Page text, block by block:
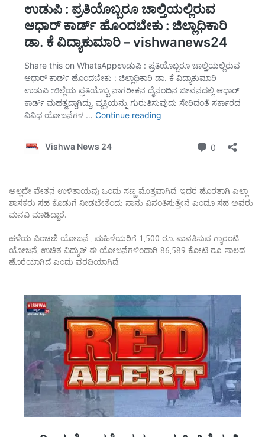
ಅಲ್ಲದೇ ವೇತನ ಉಳಿತಾಯವು ಒಂದು ಸಣ್ಣ ಮೊತ್ತವಾಗಿದೆ. ಇದರ ಹೊರತಾಗಿ ಎಲ್ಲಾ
ಶಾಸಕರು ಸಹ ಕೊಡುಗೆ ನೀಡಬೇಕೆಂದು ನಾನು ವಿನಂತಿಸುತ್ತೇನೆ ಎಂದೂ ಸಹ ಅವರು
ಮನವಿ ಮಾಡಿದ್ದಾರೆ.
ಹಳೆಯ ಪಿಂಚಣಿ ಯೋಜನೆ , ಮಹಿಳೆಯರಿಗೆ 1,500 ರೂ. ಪಾವತಿಸುವ ಗ್ಯಾರಂಟಿ
ಯೋಜನೆ, ಉಚಿತ ವಿದ್ಯುತ್ ಈ ಯೋಜನೆಗಳಿಂದಾಗಿ 86,589 ಕೋಟಿ ರೂ. ಸಾಲದ
ಹೊರೆಯಾಗಿದೆ ಎಂದು ವರದಿಯಾಗಿದೆ.